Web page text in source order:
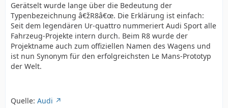
Gerätselt wurde lange über die Bedeutung der
Typenbezeichnung â€žR8â€œ. Die Erklärung ist einfach:
Seit dem legendären Ur-quattro nummeriert Audi Sport alle
Fahrzeug-Projekte intern durch. Beim R8 wurde der
Projektname auch zum offiziellen Namen des Wagens und
ist nun Synonym für den erfolgreichsten Le Mans-Prototyp
der Welt.
Quelle: Audi